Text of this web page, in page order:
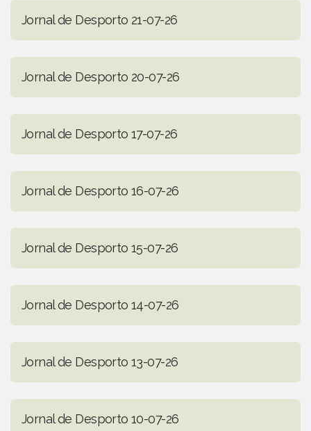
Jornal de Desporto 21-07-26
Jornal de Desporto 20-07-26
Jornal de Desporto 17-07-26
Jornal de Desporto 16-07-26
Jornal de Desporto 15-07-26
Jornal de Desporto 14-07-26
Jornal de Desporto 13-07-26
Jornal de Desporto 10-07-26